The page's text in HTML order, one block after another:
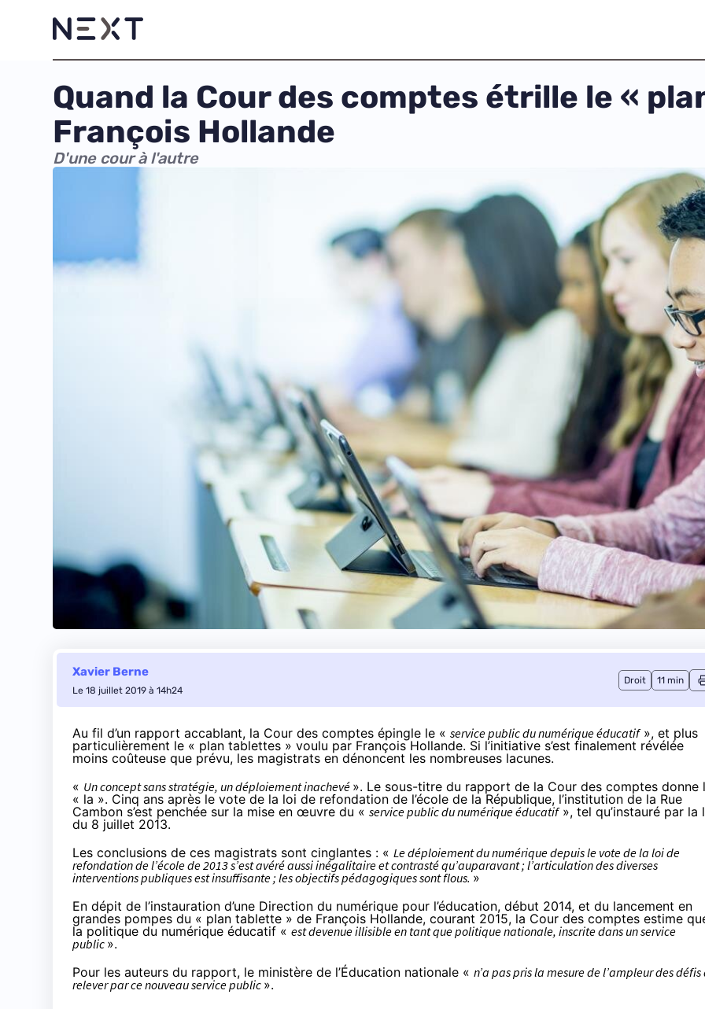
Quand la Cour des comptes étrille le «
François Hollande
D'une cour à l'autre
Xavier Berne
Le 18 juillet 2019 à 14h24
Droit 11 min
Au fil d’un rapport accablant, la Cour des comptes épingle le « service public du numérique éducatif», et plus
particulièrement le « plan tablettes » voulu par François Hollande. Si l’initiative s’est finalement révélée
moins coûteuse que prévu, les magistrats en dénoncent les nombreuses lacunes.
« Un concept sans stratégie, un déploiement inachevé ». Le sous-titre du rapport de la Cour des comptes donne
« la ». Cinq ans après le vote de la loi de refondation de l’école de la République, l’institution de la Rue
Cambon s’est penchée sur la mise en œuvre du « service public du numérique éducatif», tel qu’instauré par la
du 8 juillet 2013.
Les conclusions de ces magistrats sont cinglantes : « Le déploiement du numérique depuis le vote de la loi de
refondation de l’école de 2013 s’est avéré aussi inégalitaire et contrasté qu’auparavant ; l’articulation des diverses
interventions publiques est insuffisante ; les objectifs pédagogiques sont flous. »
En dépit de l’instauration d’une Direction du numérique pour l’éducation, début 2014, et du lancement en
grandes pompes du « plan tablette » de François Hollande, courant 2015, la Cour des comptes estime
la politique du numérique éducatif « est devenue illisible en tant que politique nationale, inscrite dans un service
public ».
Pour les auteurs du rapport, le ministère de l’Éducation nationale « n’a pas pris la mesure de l’ampleur des défis
relever par ce nouveau service public ».